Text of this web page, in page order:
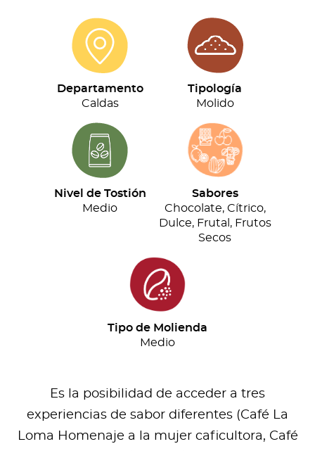
Tripack
c/u)
cantidad
Departamento
Caldas
Tipología
Molido
Nivel de Tostión
Medio
Sabores
Chocolate, Cítrico,
Dulce, Frutal, Frutos
Secos
Tipo de Molienda
Medio
Es la posibilidad de acceder a tres
experiencias de sabor diferentes (Café La
Loma Homenaje a la mujer caficultora, Café